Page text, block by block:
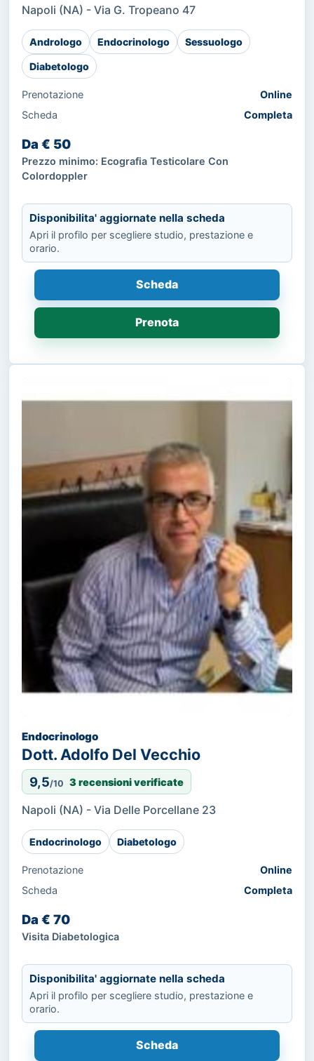
Napoli (NA) - Via G. Tropeano 47
Andrologo Endocrinologo Sessuologo
Diabetologo
Prenotazione
Online
Scheda
Completa
Da € 50
Prezzo minimo: Ecografia Testicolare Con
Colordoppler
Disponibilita' aggiornate nella scheda
Apri il profilo per scegliere studio, prestazione e
orario.
Scheda
Prenota
Endocrinologo
Dott. Adolfo Del Vecchio
9,5/10 3 recensioni verificate
Napoli (NA) - Via Delle Porcellane 23
Endocrinologo Diabetologo
Prenotazione
Online
Scheda
Completa
Da € 70
Visita Diabetologica
Disponibilita' aggiornate nella scheda
Apri il profilo per scegliere studio, prestazione e
orario.
Scheda